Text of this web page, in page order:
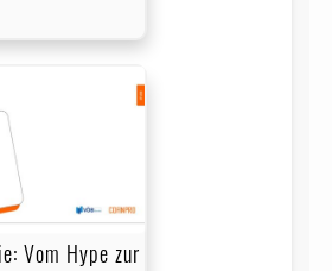
Vom Hype zur